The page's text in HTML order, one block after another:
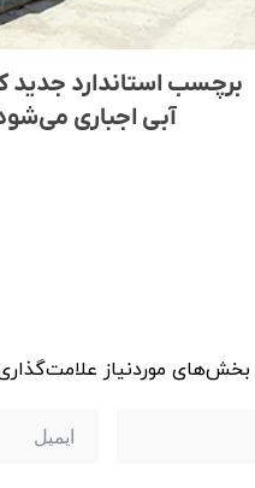
برچسب استاندارد جدید
آبی اجباری
بخش‌های موردنیاز